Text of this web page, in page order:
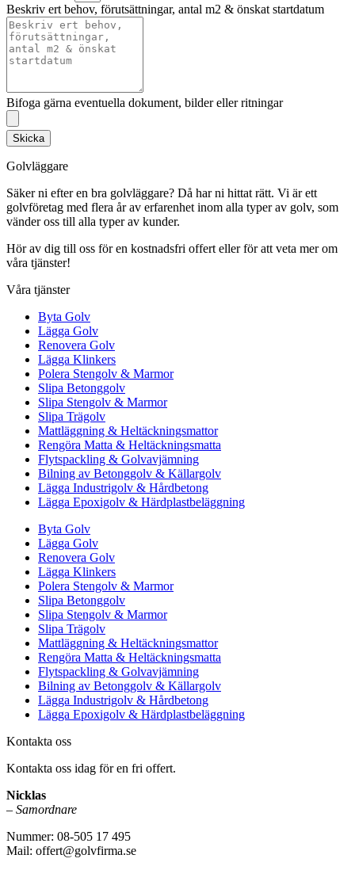
Beskriv ert behov, förutsättningar, antal m2 & önskat startdatum
Bifoga gärna eventuella dokument, bilder eller ritningar
Skicka
Golvläggare
Säker ni efter en bra golvläggare? Då har ni hittat rätt. Vi är ett
golvföretag med flera år av erfarenhet inom alla typer av golv, som
vänder oss till alla typer av kunder.
Hör av dig till oss för en kostnadsfri offert eller för att veta mer om
våra tjänster!
Våra tjänster
Byta Golv
Lägga Golv
Renovera Golv
Lägga Klinkers
Polera Stengolv & Marmor
Slipa Betonggolv
Slipa Stengolv & Marmor
Slipa Trägolv
Mattläggning & Heltäckningsmattor
Rengöra Matta & Heltäckningsmatta
Flytspackling & Golvavjämning
Bilning av Betonggolv & Källargolv
Lägga Industrigolv & Hårdbetong
Lägga Epoxigolv & Härdplastbeläggning
Byta Golv
Lägga Golv
Renovera Golv
Lägga Klinkers
Polera Stengolv & Marmor
Slipa Betonggolv
Slipa Stengolv & Marmor
Slipa Trägolv
Mattläggning & Heltäckningsmattor
Rengöra Matta & Heltäckningsmatta
Flytspackling & Golvavjämning
Bilning av Betonggolv & Källargolv
Lägga Industrigolv & Hårdbetong
Lägga Epoxigolv & Härdplastbeläggning
Kontakta oss
Kontakta oss idag för en fri offert.
Nicklas
– Samordnare
Nummer: 08-505 17 495
Mail: offert@golvfirma.se